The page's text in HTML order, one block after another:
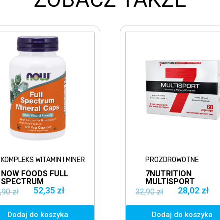
PROZDROWOTNE
7NUTRITION
VITAMIN &
WITAMINY I
MINERAŁY
32,90 zł
Dodaj do koszyka
DAY
30SASZ.
100,83
Dodaj